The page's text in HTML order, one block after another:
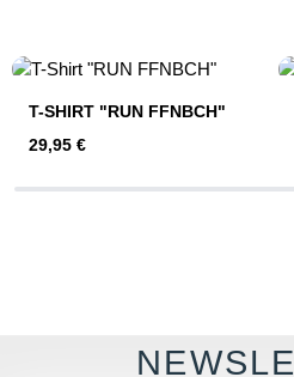
T-SHIRT "RUN FFNBCH"
Regulärer Preis:
29,95 €